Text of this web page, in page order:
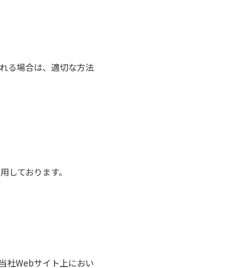
る場合は、適切な方法
ております。
社Webサイト上におい